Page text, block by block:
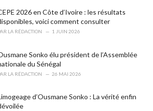
2026 en Côte d’Ivoire : les résultats
voici comment consulter
LA RÉDACTION 1 JUIN 2026
Sonko élu président de l’Assemblée
du Sénégal
LA RÉDACTION 26 MAI 2026
d’Ousmane Sonko : La vérité enfin